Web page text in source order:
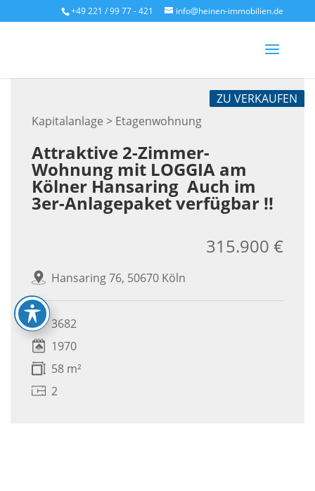
+49 221 / 99 77 - 421 info@heinen-immobilien.de
Kapitalanlage > Etagenwohnung
ZU VERKAUFEN
Attraktive 2-Zimmer-
Wohnung mit LOGGIA am
Kölner Hansaring  Auch im
3er-Anlagepaket verfügbar !!
Hansaring 76, 50670 Köln
315.900 €
3682
1970
58 m²
2